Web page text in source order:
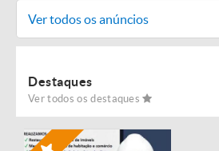
Ver todos os anúncios
Destaques
Ver todos os destaques